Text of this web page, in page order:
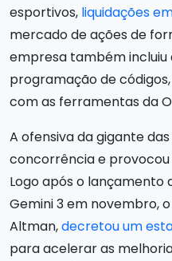
esportivos, liquidações
mercado de ações de
empresa também
programação de
com as ferramentas da
A ofensiva da gigante
concorrência e
Logo após o lançamento
Gemini 3 em novembro,
Altman,decretou um
para acelerar as